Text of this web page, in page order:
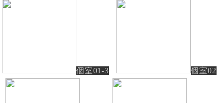
個室01-3 個室02